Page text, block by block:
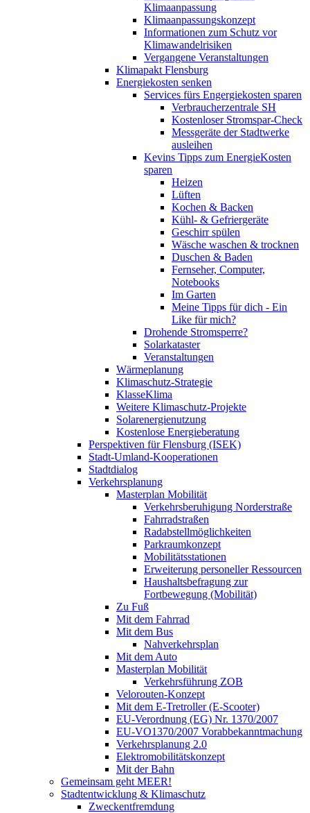
Klimaanpassung
Klimaanpassungskonzept
Informationen zum Schutz vor
Klimawandelrisiken
Vergangene Veranstaltungen
Klimapakt Flensburg
Energiekosten senken
Services fürs Engergiekosten sparen
Verbraucherzentrale SH
Kostenloser Stromspar-Check
Messgeräte der Stadtwerke
ausleihen
Kevins Tipps zum EnergieKosten
sparen
Heizen
Lüften
Kochen & Backen
Kühl- & Gefriergeräte
Geschirr spülen
Wäsche waschen & trocknen
Duschen & Baden
Fernseher, Computer,
Notebooks
Im Garten
Meine Tipps für dich - Ein
Like für mich?
Drohende Stromsperre?
Solarkataster
Veranstaltungen
Wärmeplanung
Klimaschutz-Strategie
KlasseKlima
Weitere Klimaschutz-Projekte
Solarenergienutzung
Kostenlose Energieberatung
Perspektiven für Flensburg (ISEK)
Stadt-Umland-Kooperationen
Stadtdialog
Verkehrsplanung
Masterplan Mobilität
Verkehrsberuhigung Norderstraße
Fahrradstraßen
Radabstellmöglichkeiten
Parkraumkonzept
Mobilitätsstationen
Erweiterung personeller Ressourcen
Haushaltsbefragung zur
Fortbewegung (Mobilität)
Zu Fuß
Mit dem Fahrrad
Mit dem Bus
Nahverkehrsplan
Mit dem Auto
Masterplan Mobilität
Verkehrsführung ZOB
Velorouten-Konzept
Mit dem E-Tretroller (E-Scooter)
EU-Verordnung (EG) Nr. 1370/2007
EU-VO1370/2007 Vorabbekanntmachung
Verkehrsplanung 2.0
Elektromobilitätskonzept
Mit der Bahn
Gemeinsam geht MEER!
Stadtentwicklung & Klimaschutz
Zweckentfremdung